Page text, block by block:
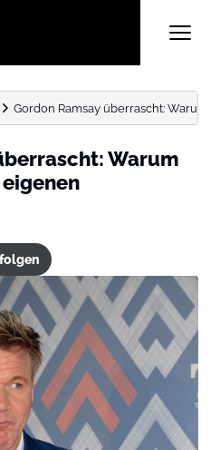
Gordon Ramsay überrascht: Warum
Warum